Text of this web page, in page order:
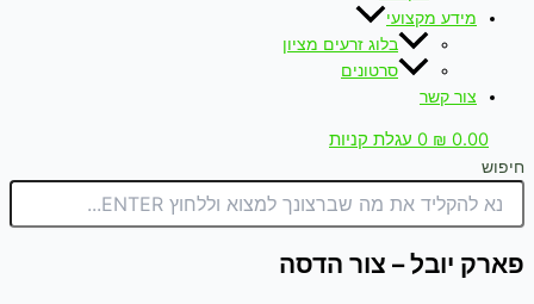
מידע מקצועי
בלוג זרעים מציון
סרטונים
צור קשר
₪ 0.00
0 עגלת קניות
חיפוש
פארק יובל – צור הדסה